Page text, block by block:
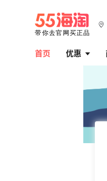
首页 优惠